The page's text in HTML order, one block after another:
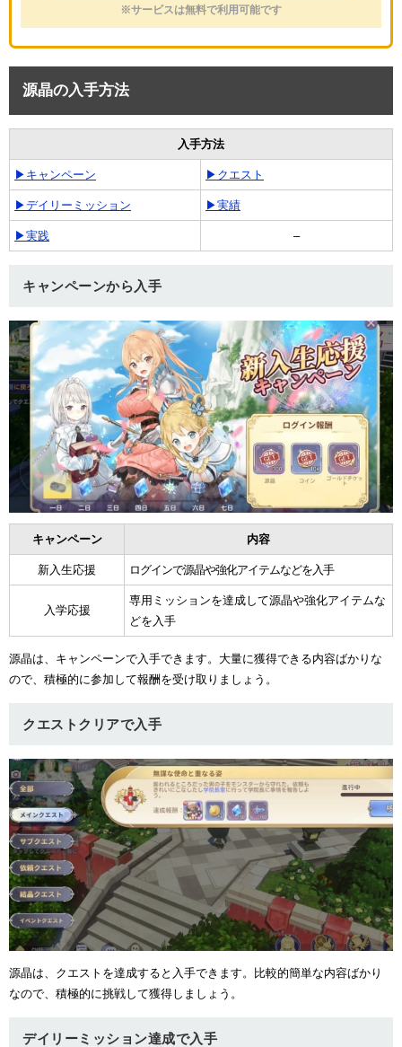
※サービスは無料で利用可能です
源晶の入手方法
入手方法
▶キャンペーン ▶クエスト
▶デイリーミッション ▶実績
▶実践 –
キャンペーンから入手
キャンペーン 内容
新入生応援 ログインで源晶や強化アイテムなどを入手
入学応援
専用ミッションを達成して源晶や強化アイテムな
どを入手
源晶は、キャンペーンで入手できます。大量に獲得できる内容ばかりな
ので、積極的に参加して報酬を受け取りましょう。
クエストクリアで入手
源晶は、クエストを達成すると入手できます。比較的簡単な内容ばかり
なので、積極的に挑戦して獲得しましょう。
デイリーミッション達成で入手